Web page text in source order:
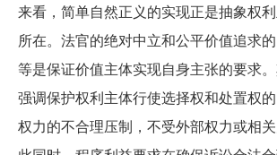
来看，简单自然正义的实现正是抽象权
所在。法官的绝对中立和公平价值追求
等是保证价值主体实现自身主张的要求
强调保护权利主体行使选择权和处置权
权力的不合理压制，不受外部权力或相